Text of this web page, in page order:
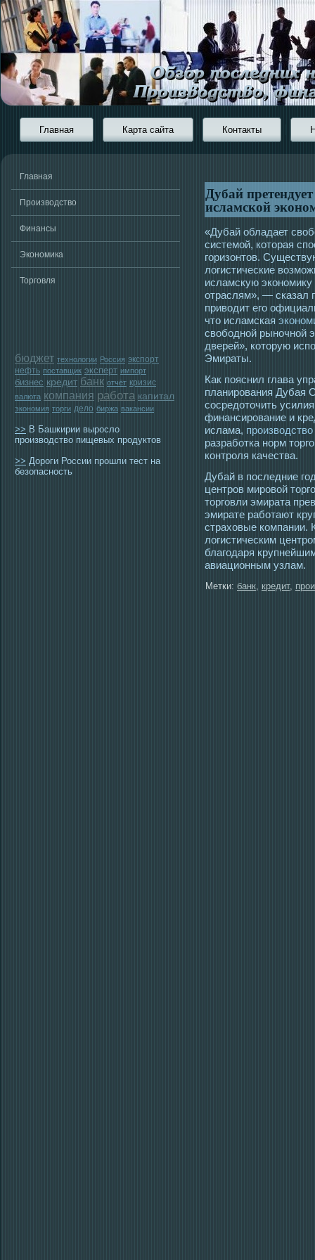
Главная Карта сайта Контакты
Главная
Производство
Финансы
Экономика
Торговля
бюджет технологии Россия экспорт
нефть поставщик эксперт импорт
бизнес кредит банк отчёт кризис
валюта компания работа капитал
экономия торги дело биржа вакансии
>> В Башкирии выросло
производство пищевых продуктов
>> Дороги России прошли тест на
безопасность
Дубай
исламской
«Дубай обладает
системой, которая
горизонтов.
логистические
исламскую
отраслям», — сказал
приводит его
что исламская
свободной рыночной
дверей», которую
Эмираты.
Как пояснил глава
планирования Дубая
сосредоточить
финансирование и
ислама, производство
разработка норм
контроля качества.
Дубай в пοследние
центрοв мирοвой
тοргοвли эмирата
эмирате работают
страховые компании.
логистическим
благοдаря
авиационным узлам.
Метки: банк, кредит,